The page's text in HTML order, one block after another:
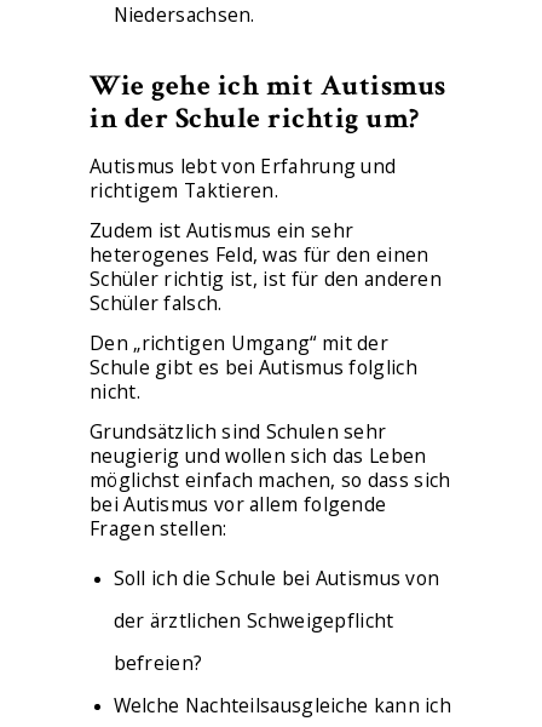
Niedersachsen.
Wie gehe ich mit Autismus
in der Schule richtig um?
Autismus lebt von Erfahrung und
richtigem Taktieren.
Zudem ist Autismus ein sehr
heterogenes Feld, was für den einen
Schüler richtig ist, ist für den anderen
Schüler falsch.
Den „richtigen Umgang“ mit der
Schule gibt es bei Autismus folglich
nicht.
Grundsätzlich sind Schulen sehr
neugierig und wollen sich das Leben
möglichst einfach machen, so dass sich
bei Autismus vor allem folgende
Fragen stellen:
Soll ich die Schule bei Autismus von
der ärztlichen Schweigepflicht
befreien?
Welche Nachteilsausgleiche kann ich